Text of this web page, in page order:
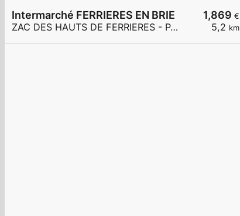
1,869 €
5,2 km
Intermarché FERRIERES EN BRIE
ZAC DES HAUTS DE FERRIERES - PARC DES MERLETTES